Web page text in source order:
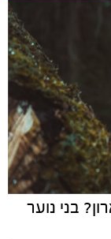
בני נוער